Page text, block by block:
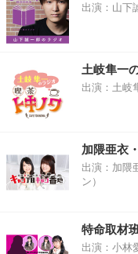
出演：山下
土岐隼一
出演：土岐
加隈亜衣
出演：加隈
ン）
特命取材
出演：小林